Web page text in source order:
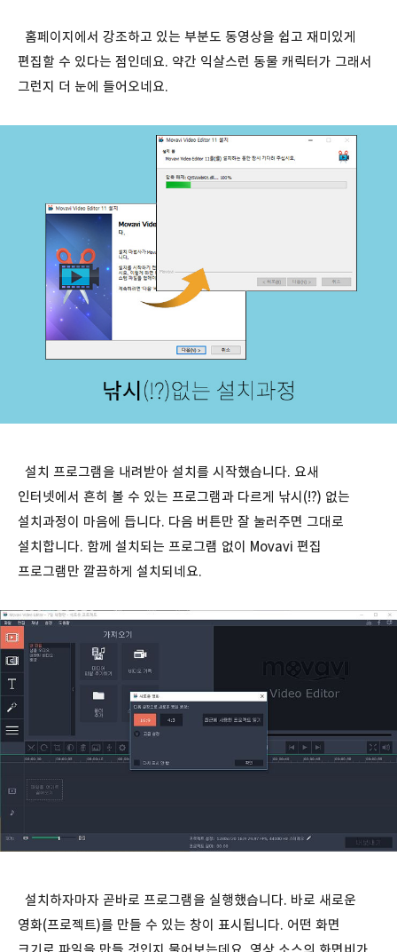
홈페이지에서 강조하고 있는 부분도 동영상을 쉽고 재미있게
편집할 수 있다는 점인데요. 약간 익살스런 동물 캐릭터가 그래서
그런지 더 눈에 들어오네요.
설치 프로그램을 내려받아 설치를 시작했습니다. 요새
인터넷에서 흔히 볼 수 있는 프로그램과 다르게 낚시(!?) 없는
설치과정이 마음에 듭니다. 다음 버튼만 잘 눌러주면 그대로
설치합니다. 함께 설치되는 프로그램 없이 Movavi 편집
프로그램만 깔끔하게 설치되네요.
설치하자마자 곧바로 프로그램을 실행했습니다. 바로 새로운
영화(프로젝트)를 만들 수 있는 창이 표시됩니다. 어떤 화면